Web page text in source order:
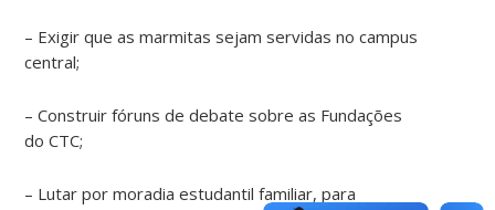
– Exigir que as marmitas sejam servidas no campus
central;
– Construir fóruns de debate sobre as Fundações
do CTC;
– Lutar por moradia estudantil familiar, para